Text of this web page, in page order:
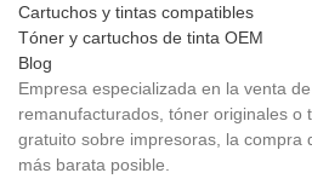
Cartuchos y tintas compatibles
Tóner y cartuchos de tinta OEM
Blog
Empresa especializada en la venta
remanufacturados, tóner originales o
gratuito sobre impresoras, la compra
más barata posible.